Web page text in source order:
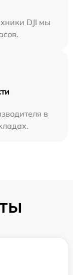
DJI мы
в